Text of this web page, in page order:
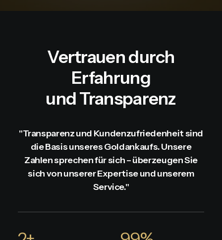
Vertrauen durch
Erfahrung
und Transparenz
"Transparenz und Kundenzufriedenheit sind
die Basis unseres Goldankaufs. Unsere
Zahlen sprechen für sich – überzeugen Sie
sich von unserer Expertise und unserem
Service."